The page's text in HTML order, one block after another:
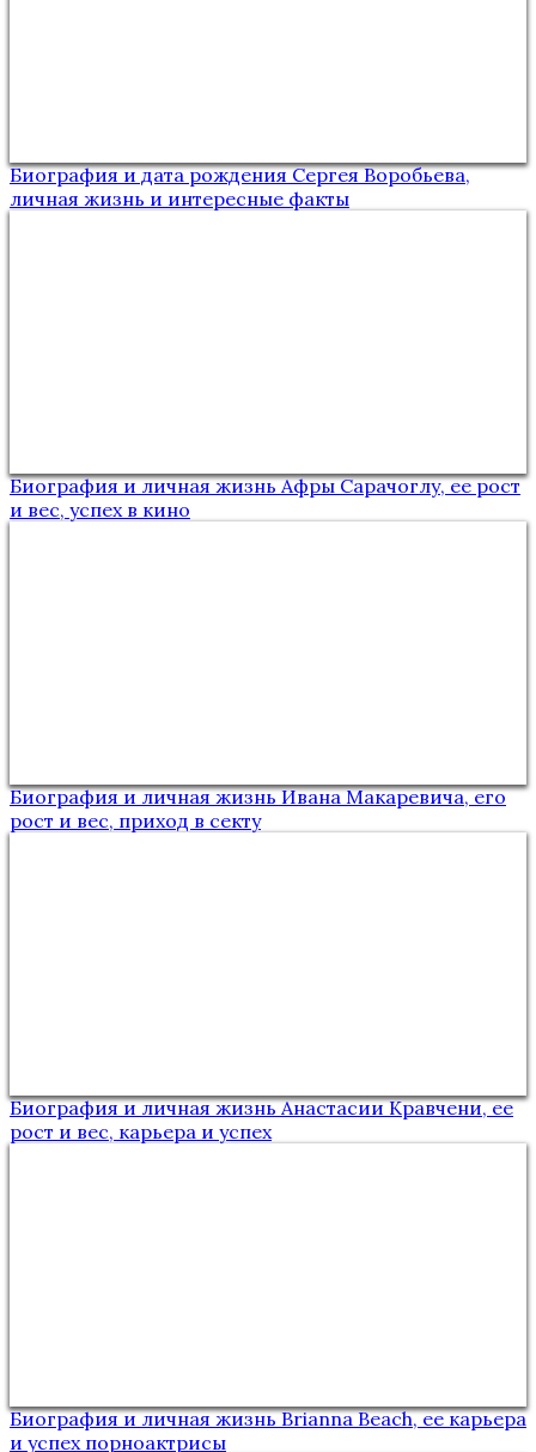
Биография и дата рождения Сергея Воробьева,
личная жизнь и интересные факты
Биография и личная жизнь Афры Сарачоглу, ее рост
и вес, успех в кино
Биография и личная жизнь Ивана Макаревича, его
рост и вес, приход в секту
Биография и личная жизнь Анастасии Кравчени, ее
рост и вес, карьера и успех
Биография и личная жизнь Brianna Beach, ее карьера
и успех порноактрисы